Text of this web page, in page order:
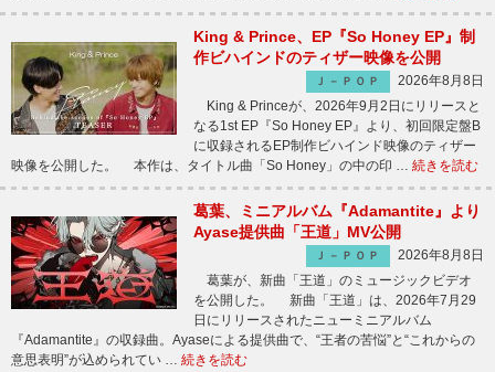
King & Prince、EP『So Honey EP』制
作ビハインドのティザー映像を公開
Ｊ－ＰＯＰ
2026年8月8日
King & Princeが、2026年9月2日にリリースと
なる1st EP『So Honey EP』より、初回限定盤B
に収録されるEP制作ビハインド映像のティザー
映像を公開した。 本作は、タイトル曲「So Honey」の中の印 … 続きを読む
葛葉、ミニアルバム『Adamantite』より
Ayase提供曲「王道」MV公開
Ｊ－ＰＯＰ
2026年8月8日
葛葉が、新曲「王道」のミュージックビデオ
を公開した。 新曲「王道」は、2026年7月29
日にリリースされたニューミニアルバム
『Adamantite』の収録曲。Ayaseによる提供曲で、“王者の苦悩”と“これからの
意思表明”が込められてい … 続きを読む